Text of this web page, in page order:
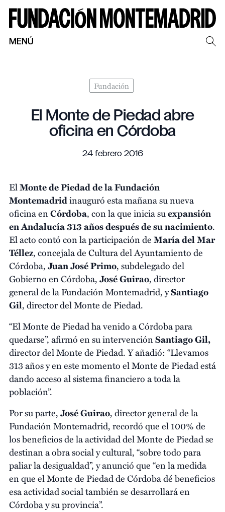
MENÚ
Fundación
El Monte de Piedad abre
oficina en Córdoba
24 febrero 2016
ElMonte de Piedad de la Fundación
Montemadridinauguró esta mañana su nueva
oficina enCórdoba, con la que inicia suexpansión
en Andalucía 313 años después de su nacimiento.
El acto contó con la participación deMaría del Mar
Téllez, concejala de Cultura del Ayuntamiento de
Córdoba,Juan José Primo, subdelegado del
Gobierno en Córdoba,José Guirao, director
general de la Fundación Montemadrid, ySantiago
Gil, director del Monte de Piedad.
“El Monte de Piedad ha venido a Córdoba para
quedarse”, afirmó en su intervenciónSantiago Gil,
director del Monte de Piedad. Y añadió: “Llevamos
313 años y en este momento el Monte de Piedad está
dando acceso al sistema financiero a toda la
población”.
Por su parte,José Guirao, director general de la
Fundación Montemadrid, recordó que el 100% de
los beneficios de la actividad del Monte de Piedad se
destinan a obra social y cultural, “sobre todo para
paliar la desigualdad”, y anunció que “en la medida
en que el Monte de Piedad de Córdoba dé beneficios
esa actividad social también se desarrollará en
Córdoba y su provincia”.